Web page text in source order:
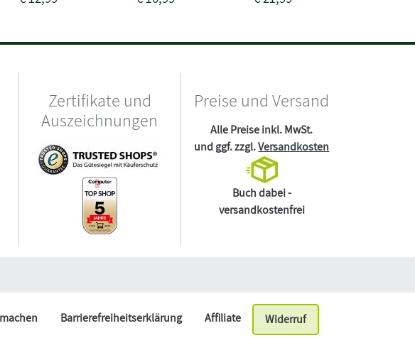
Zertifikate und
Auszeichnungen
Preise und Versand
Alle Preise inkl. MwSt.
und ggf. zzgl.Versandkosten
Buch dabei -
versandkostenfrei
Barrierefreiheitserklärung Affiliate Widerruf